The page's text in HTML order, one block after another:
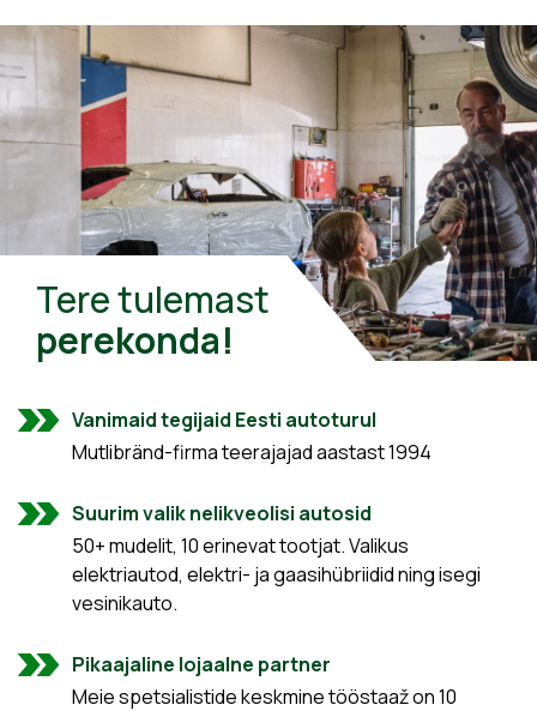
Tere tulemast
perekonda!
Vanimaid tegijaid Eesti autoturul
Mutlibränd-firma teerajajad aastast 1994
Suurim valik nelikveolisi autosid
50+ mudelit, 10 erinevat tootjat. Valikus
elektriautod, elektri- ja gaasihübriidid ning isegi
vesinikauto.
Pikaajaline lojaalne partner
Meie spetsialistide keskmine tööstaaž on 10